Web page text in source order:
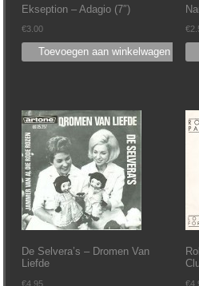
Ekseption – Adagio (7″)
€3.00
Toevoegen aan winkelwagen
€
De Selvera’s ‎– Dromen Van
Liefde
€4.95 €